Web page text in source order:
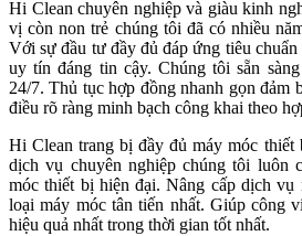
Hi Clean chuyên nghiệp và giàu kinh
vị còn non trẻ chúng tôi đã có nhiều
Với sự đầu tư đầy đủ đáp ứng tiêu
uy tín đáng tin cậy. Chúng tôi sẵn
24/7. Thủ tục hợp đồng nhanh gọn đảm
điều rõ ràng minh bạch công khai theo
Hi Clean trang bị đầy đủ máy móc
dịch vụ chuyên nghiệp chúng tôi luôn
móc thiết bị hiện đại. Nâng cấp dịch vụ
loại máy móc tân tiến nhất. Giúp công
hiệu quả nhất trong thời gian tốt nhất.